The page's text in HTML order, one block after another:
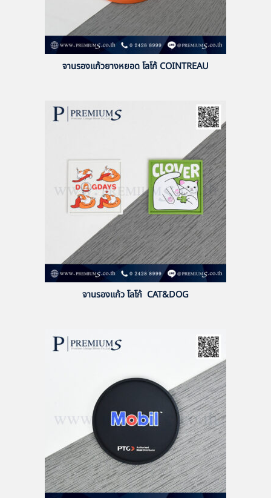
จานรองแก้วยางหยอด โลโก้ COINTREAU
จานรองแก้ว โลโก้ CAT&DOG